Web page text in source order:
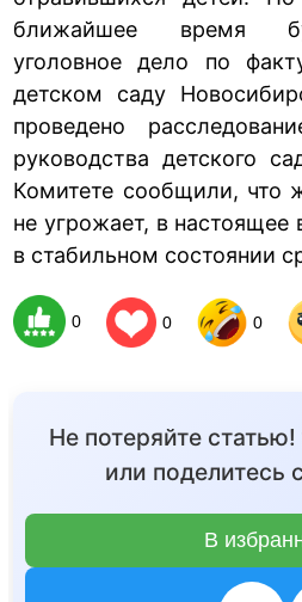
ближайшее время
уголовное дело по
детском саду
проведено
руководства детского
Комитете сообщили, что
не угрожает, в настоящее
в стабильном состоянии
0 0 0
Не потеряйте
или поделитесь
В